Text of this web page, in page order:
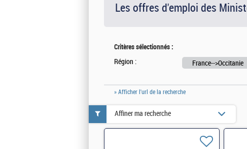
Les offres d'emploi des
Critères sélectionnés :
Région : France-->Occitanie
» Afficher l'url de la recherche
Affiner ma recherche